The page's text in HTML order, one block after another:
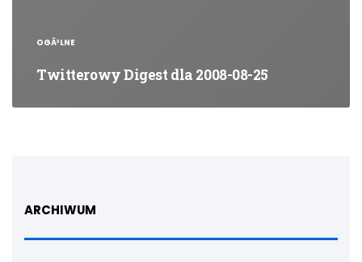
OGÃ³LNE
Twitterowy Digest dla 2008-08-25
ARCHIWUM